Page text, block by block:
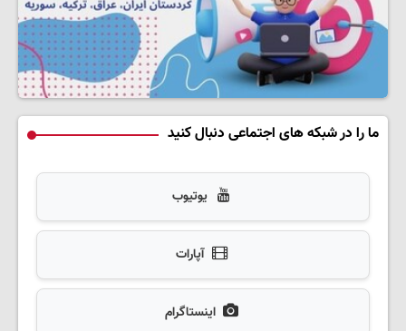
ما را در شبکه های اجتماعی دنبال کنید
یوتیوب
آپارات
اینستاگرام